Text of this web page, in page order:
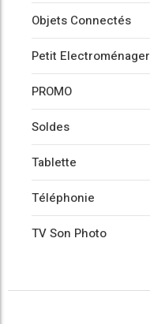
Objets Connectés
Petit Electroménager
PROMO
Soldes
Tablette
Téléphonie
TV Son Photo